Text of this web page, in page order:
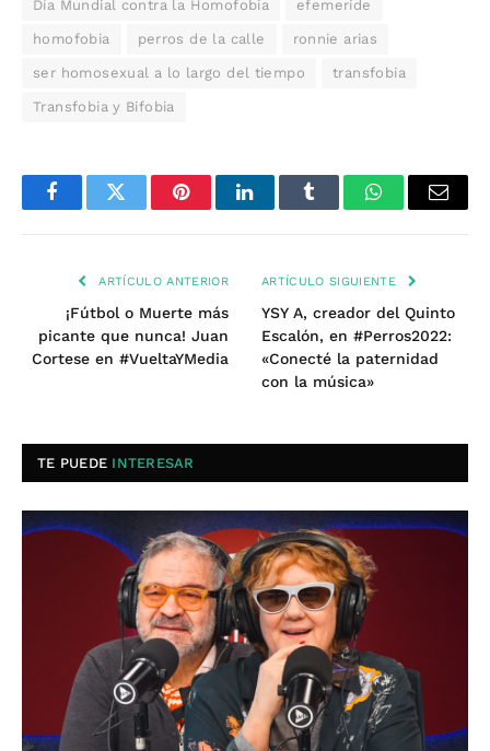
Día Mundial contra la Homofobia efemeride
homofobia perros de la calle ronnie arias
ser homosexual a lo largo del tiempo transfobia
Transfobia y Bifobia
FacebookTwitter PinterestLinkedInTumblr WhatsAppEmail
ARTÍCULO ANTERIOR
¡Fútbol o Muerte más
picante que nunca! Juan
Cortese en #VueltaYMedia
ARTÍCULO SIGUIENTE
YSY A, creador del Quinto
Escalón, en #Perros2022:
«Conecté la paternidad
con la música»
TE PUEDE INTERESAR